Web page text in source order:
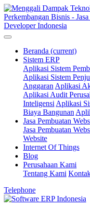
Beranda (current)
Sistem ERP
Aplikasi Sistem
Aplikasi Sistem
Anggaran Aplikasi
Aplikasi Audit
Inteligensi Aplikasi
Biaya Bangunan
Jasa Pembuatan
Jasa Pembuatan
Website
Internet Of Things
Blog
Perusahaan Kami
Tentang Kami
Telephone